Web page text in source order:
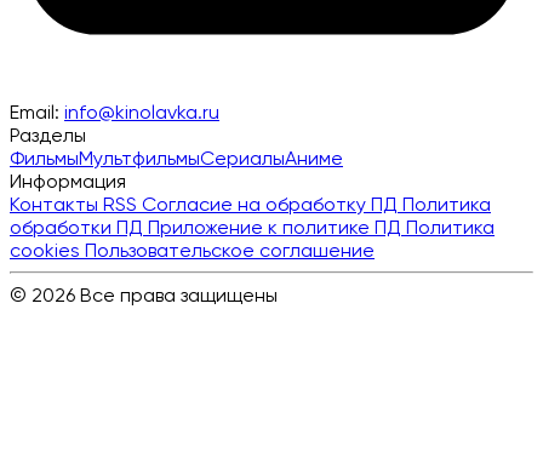
Email: info@kinolavka.ru
Разделы
ФильмыМультфильмыСериалыАниме
Информация
Контакты RSS Согласие на обработку ПД Политика
обработки ПД Приложение к политике ПД Политика
cookies Пользовательское соглашение
© 2026 Все права защищены